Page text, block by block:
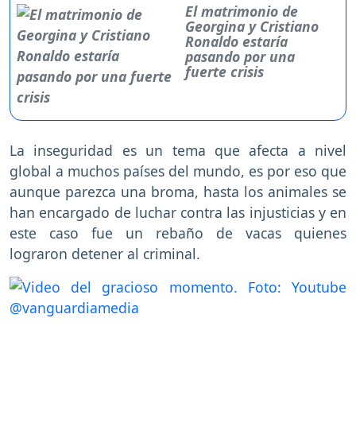
El matrimonio de
Georgina y Cristiano
Ronaldo estaría
pasando por una
fuerte crisis
La inseguridad es un tema que afecta a nivel
global a muchos países del mundo, es por eso que
aunque parezca una broma, hasta los animales se
han encargado de luchar contra las injusticias y en
este caso fue un rebaño de vacas quienes
lograron detener al criminal.